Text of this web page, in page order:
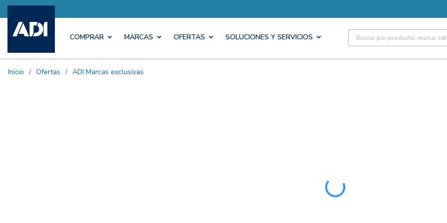
COMPRAR MARCAS OFERTAS SOLUCIONES Y SERVICIOS Site Search
Inicio / Ofertas / ADI Marcas exclusivas